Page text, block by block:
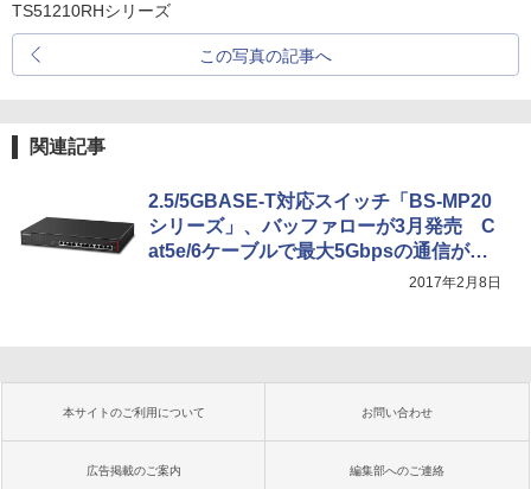
TS51210RHシリーズ
この写真の記事へ
関連記事
2.5/5GBASE-T対応スイッチ「BS-MP20
シリーズ」、バッファローが3月発売 C
at5e/6ケーブルで最大5Gbpsの通信が可
2017年2月8日
本サイトのご利用について お問い合わせ
広告掲載のご案内 編集部へのご連絡